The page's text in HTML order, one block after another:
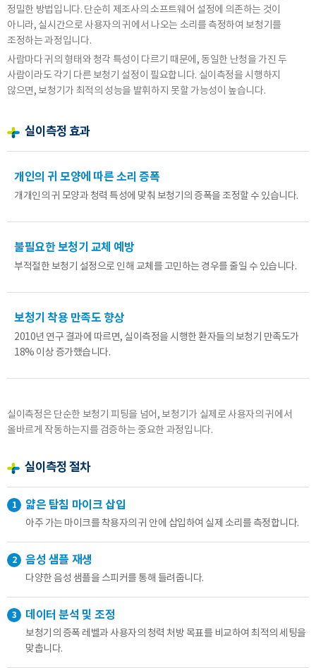
정밀한 방법입니다. 단순히 제조사의 소프트웨어 설정에 의존하는 것이
아니라, 실시간으로 사용자의 귀에서 나오는 소리를 측정하여 보청기를
조정하는 과정입니다.
사람마다 귀의 형태와 청각 특성이 다르기 때문에, 동일한 난청을 가진 두
사람이라도 각기 다른 보청기 설정이 필요합니다. 실이측정을 시행하지
않으면, 보청기가 최적의 성능을 발휘하지 못할 가능성이 높습니다.
실이측정 효과
개인의 귀 모양에 따른 소리 증폭
개개인의 귀 모양과 청력 특성에 맞춰 보청기의 증폭을 조정할 수 있습니다.
불필요한 보청기 교체 예방
부적절한 보청기 설정으로 인해 교체를 고민하는 경우를 줄일 수 있습니다.
보청기 착용 만족도 향상
2010년 연구 결과에 따르면, 실이측정을 시행한 환자들의 보청기 만족도가
18% 이상 증가했습니다.
실이측정은 단순한 보청기 피팅을 넘어, 보청기가 실제로 사용자의 귀에서
올바르게 작동하는지를 검증하는 중요한 과정입니다.
실이측정 절차
1 얇은 탐침 마이크 삽입
아주 가는 마이크를 착용자의 귀 안에 삽입하여 실제 소리를 측정합니다.
2 음성 샘플 재생
다양한 음성 샘플을 스피커를 통해 들려줍니다.
3 데이터 분석 및 조정
보청기의 증폭 레벨과 사용자의 청력 처방 목표를 비교하여 최적의 세팅을
맞춥니다.
바로 예약하기
연락처
센터
예약날짜
예약시간
분야
내용